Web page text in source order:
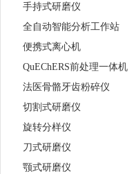
手持式研磨仪
全自动智能分析工作站
便携式离心机
QuEChERS前处理一体机
法医骨骼牙齿粉碎仪
切割式研磨仪
旋转分样仪
刀式研磨仪
颚式研磨仪